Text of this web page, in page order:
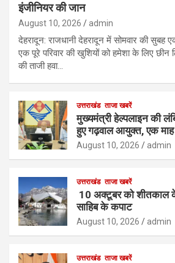
इंजीनियर की जान
August 10, 2026 admin
देहरादून: राजधानी देहरादून में सोमवार की सुबह
एक पूरे परिवार की खुशियों को हमेशा के लिए छीन
की ताजी हवा…
उत्तराखंड ताजा खबरें
मुख्यमंत्री हेल्पलाइन की
हुए गढ़वाल आयुक्त, एक
August 10, 2026 admin
उत्तराखंड ताजा खबरें
10 अक्टूबर को शीतकाल
साहिब के कपाट
August 10, 2026 admin
उत्तराखंड ताजा खबरें